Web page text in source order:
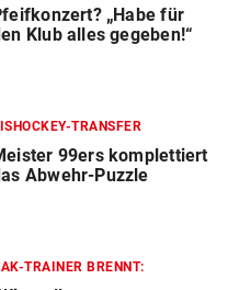
„Habe für
Klub alles gegeben!“
TRANSFER
99ers komplettiert
Abwehr-Puzzle
TRAINER BRENNT: